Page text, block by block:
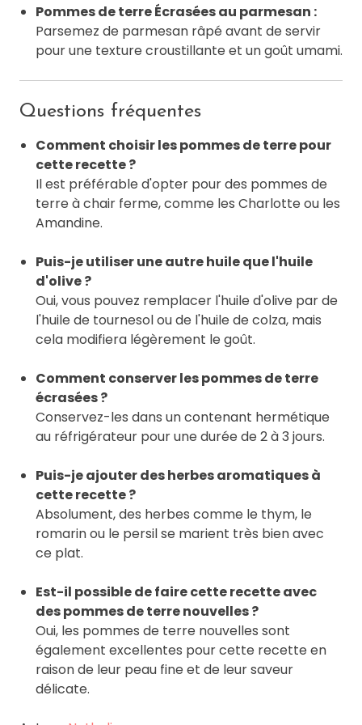
Pommes de terre Écrasées au parmesan :
Parsemez de parmesan râpé avant de servir
pour une texture croustillante et un goût umami.
Questions fréquentes
Comment choisir les pommes de terre pour
cette recette ?
Il est préférable d'opter pour des pommes de
terre à chair ferme, comme les Charlotte ou les
Amandine.
Puis-je utiliser une autre huile que l'huile
d'olive ?
Oui, vous pouvez remplacer l'huile d'olive par de
l'huile de tournesol ou de l'huile de colza, mais
cela modifiera légèrement le goût.
Comment conserver les pommes de terre
écrasées ?
Conservez-les dans un contenant hermétique
au réfrigérateur pour une durée de 2 à 3 jours.
Puis-je ajouter des herbes aromatiques à
cette recette ?
Absolument, des herbes comme le thym, le
romarin ou le persil se marient très bien avec
ce plat.
Est-il possible de faire cette recette avec
des pommes de terre nouvelles ?
Oui, les pommes de terre nouvelles sont
également excellentes pour cette recette en
raison de leur peau fine et de leur saveur
délicate.